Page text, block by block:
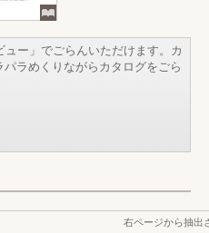
ー」でごらんいただけます。カ
ラめくりながらカタログをごら
右ページから抽出